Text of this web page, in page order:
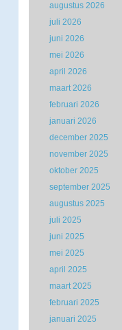
augustus 2026
juli 2026
juni 2026
mei 2026
april 2026
maart 2026
februari 2026
januari 2026
december 2025
november 2025
oktober 2025
september 2025
augustus 2025
juli 2025
juni 2025
mei 2025
april 2025
maart 2025
februari 2025
januari 2025